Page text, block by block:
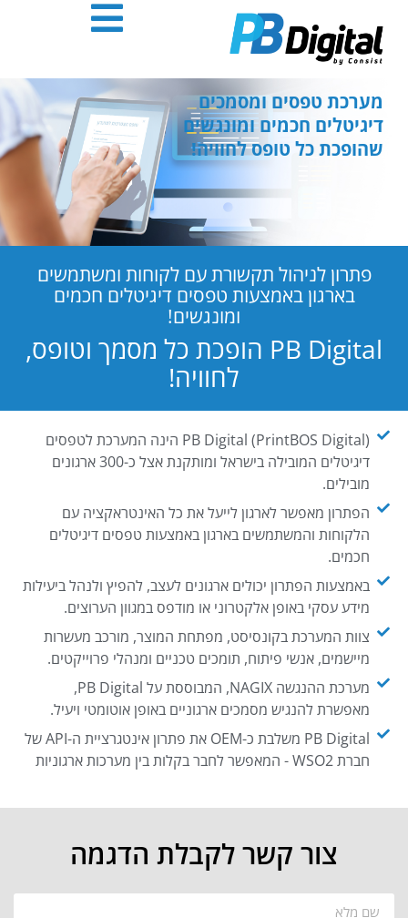
אנטר
מערכת טפסים ומסמכים
דיגיטלים חכמים ומונגשים
שהופכת כל טופס לחוויה!
פתרון לניהול תקשורת עם לקוחות ומשתמשים
בארגון באמצעות טפסים דיגיטלים חכמים
ומונגשים!
PB Digital הופכת כל מסמך וטופס,
לחוויה!
PB Digital (PrintBOS Digital) הינה המערכת לטפסים
דיגיטלים המובילה בישראל ומותקנת אצל כ-300 ארגונים
מובילים.
הפתרון מאפשר לארגון לייעל את כל האינטראקציה עם
הלקוחות והמשתמשים בארגון באמצעות טפסים דיגיטלים
חכמים.
באמצעות הפתרון יכולים ארגונים לעצב, להפיץ ולנהל ביעילות
מידע עסקי באופן אלקטרוני או מודפס במגוון הערוצים.
צוות המערכת בקונסיסט, מפתחת המוצר, מורכב מעשרות
מיישמים, אנשי פיתוח, תומכים טכניים ומנהלי פרוייקטים.
מערכת ההנגשה NAGIX, המבוססת על PB Digital,
מאפשרת להנגיש מסמכים ארגוניים באופן אוטומטי ויעיל.
PB Digital משלבת כ-OEM את פתרון אינטגרציית ה-API של
חברת WSO2 - המאפשר לחבר בקלות בין מערכות ארגוניות
צור קשר לקבלת הדגמה